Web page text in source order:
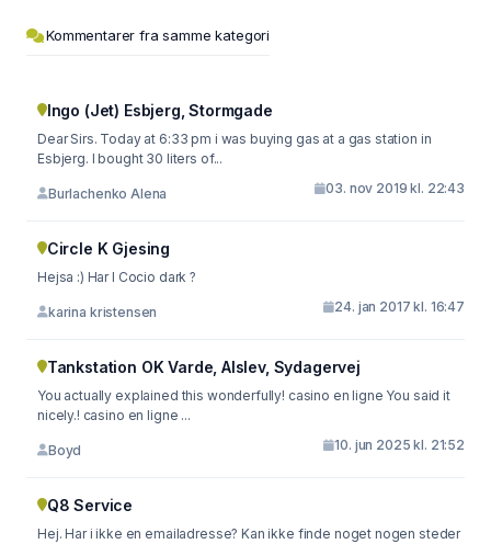
Kommentarer fra samme kategori
Ingo (Jet) Esbjerg, Stormgade
Dear Sirs. Today at 6:33 pm i was buying gas at a gas station in
Esbjerg. I bought 30 liters of...
Burlachenko Alena 03. nov 2019 kl. 22:43
Circle K Gjesing
Hejsa :) Har I Cocio dark ?
karina kristensen 24. jan 2017 kl. 16:47
Tankstation OK Varde, Alslev, Sydagervej
You actually explained this wonderfully! casino en ligne You said it
nicely.! casino en ligne ...
Boyd 10. jun 2025 kl. 21:52
Q8 Service
Hej. Har i ikke en emailadresse? Kan ikke finde noget nogen steder